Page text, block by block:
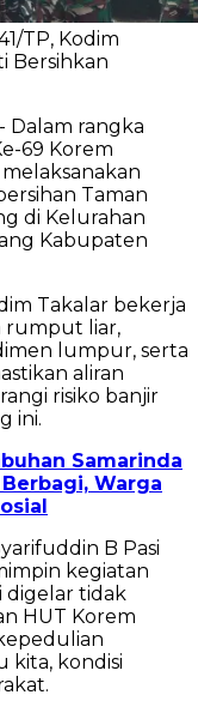
TP, Kodim
Bersihkan
Dalam rangka
69 Korem
Taman
di Kelurahan
Kabupaten
Takalar bekerja
rumput liar,
lumpur, serta
aliran
risiko banjir
ini.
Samarinda
Warga
B Pasi
kegiatan
digelar tidak
HUT Korem
kita, kondisi